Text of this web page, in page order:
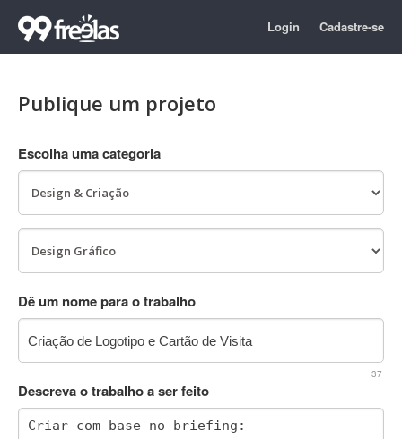
Login Cadastre-se
Publique um projeto
Escolha uma categoria
Dê um nome para o trabalho
37
Descreva o trabalho a ser feito